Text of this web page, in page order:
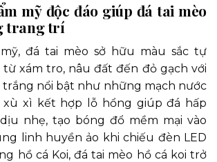
mỹ độc đáo giúp đá tai mèo
trang trí
đá tai mèo sở hữu màu sắc tự
xám tro, nâu đất đến đỏ gạch với
trắng nổi bật như những mạch nước
xù xì kết hợp lỗ hổng giúp đá hấp
nhẹ, tạo bóng đổ mềm mại vào
linh huyền ảo khi chiếu đèn LED
hồ cá Koi, đá tai mèo hồ cá koi trở